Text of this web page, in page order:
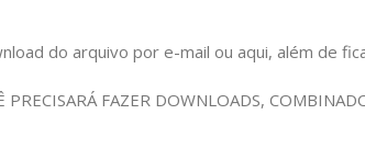
do arquivo por e-mail ou aqui, além de
FAZER DOWNLOADS,